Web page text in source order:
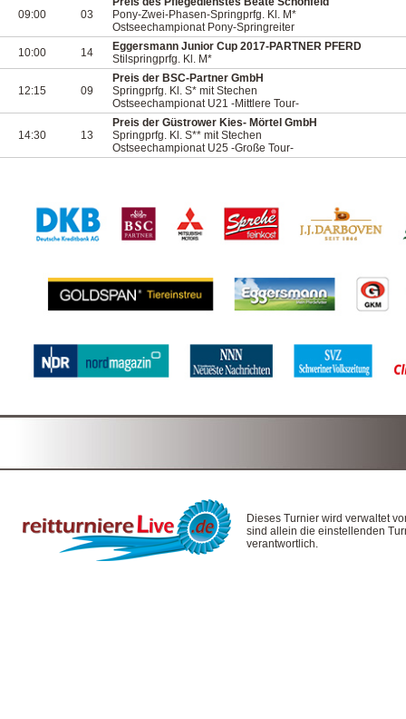
09:00 03
Pony-Zwei-Phasen-Springprfg. Kl. M*
Ostseechampionat Pony-Springreiter
10:00
14
Eggersmann Junior Cup 2017-PARTNER PFERD
Stilspringprfg. Kl. M*
12:15 09
Preis der BSC-Partner GmbH
Springprfg. Kl. S* mit Stechen
Ostseechampionat U21 -Mittlere Tour-
14:30 13
Preis der Güstrower Kies- Mörtel GmbH
Springprfg. Kl. S** mit Stechen
Ostseechampionat U25 -Große Tour-
Dieses Turnier wird verwaltet
sind allein die einstellenden
verantwortlich.